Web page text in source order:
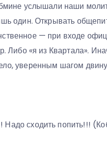
услышали наши
один. Открывать
— при входе
Либо «я из Квартала».
уверенным шагом
сходить попить!!!